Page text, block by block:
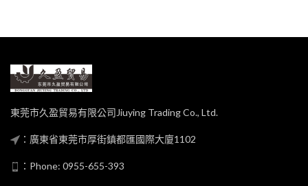
東莞市久盈貿易有限公司Jiuying Trading Co., Ltd.
：廣東省東莞市厚街鎮都匯國際大廈1102
：Phone: 0955-655-393